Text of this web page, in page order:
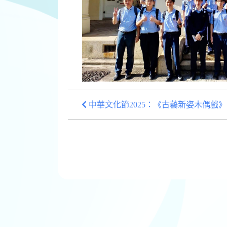
中華文化節2025：《古藝新姿木偶戲》